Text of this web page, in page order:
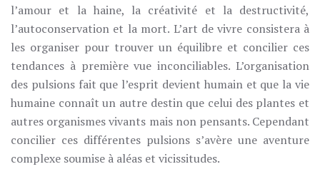
l’amour et la haine, la créativité et la destructivité,
l’autoconservation et la mort. L’art de vivre consistera à
les organiser pour trouver un équilibre et concilier ces
tendances à première vue inconciliables. L’organisation
des pulsions fait que l’esprit devient humain et que la vie
humaine connaît un autre destin que celui des plantes et
autres organismes vivants mais non pensants. Cependant
concilier ces différentes pulsions s’avère une aventure
complexe soumise à aléas et vicissitudes.